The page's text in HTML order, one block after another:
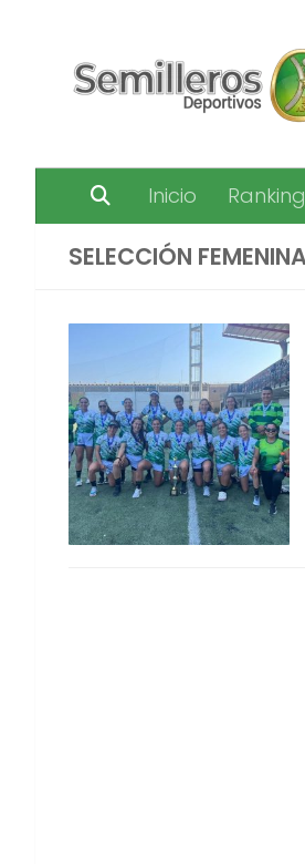
Inicio
SELECCIÓN